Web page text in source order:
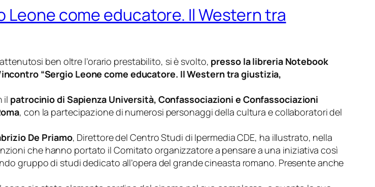
Leone come educatore. Il Western tra
ben oltre l’orario prestabilito, si è svolto, presso la libreria Notebook
“Sergio Leone come educatore. Il Western tra giustizia,
il patrocinio di Sapienza Università, Confassociazioni e Confassociazioni
, con la partecipazione di numerosi personaggi della cultura e collaboratori del
De Priamo, Direttore del Centro Studi di Ipermedia CDE, ha illustrato, nella
che hanno portato il Comitato organizzatore a pensare a una iniziativa così
gruppo di studi dedicato all’opera del grande cineasta romano. Presente anche